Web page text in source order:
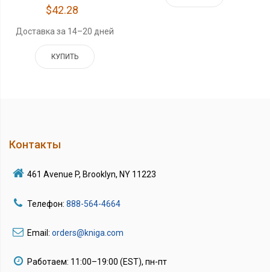
$42.28
Доставка за 14–20 дней
КУПИТЬ
Контакты
461 Avenue P, Brooklyn, NY 11223
Телефон: 888-564-4664
Email: orders@kniga.com
Работаем: 11:00–19:00 (EST), пн-пт